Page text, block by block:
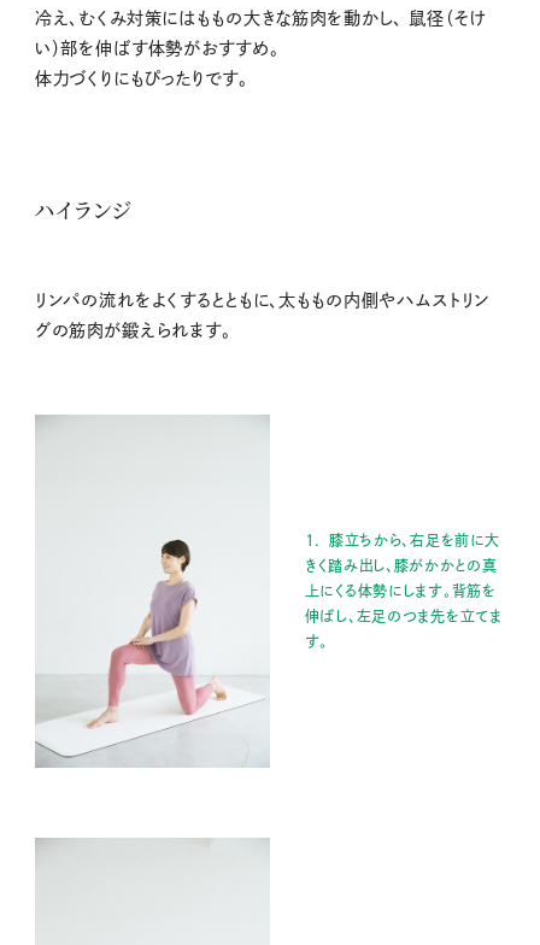
冷え、むくみ対策にはももの大きな筋肉を動かし、 鼠径（そけ
い）部を伸ばす体勢がおすすめ。
体力づくりにもぴったりです。
ハイランジ
リンパの流れをよくするとともに、太ももの内側やハムストリン
グの筋肉が鍛えられます。
１． 膝立ちから、右足を前に大
きく踏み出し、膝がかかとの真
上にくる体勢にします。背筋を
伸ばし、左足のつま先を立てま
す。